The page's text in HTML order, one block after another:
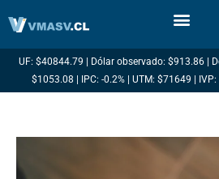
UF: $40844.79 | Dólar observado: $913.86 |
$1053.08 | IPC: -0.2% | UTM: $71649 |